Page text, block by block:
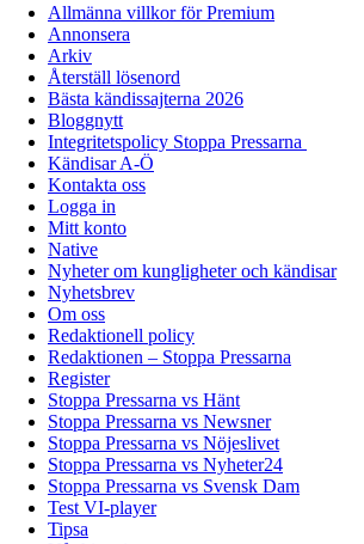
Allmänna villkor för Premium
Annonsera
Arkiv
Återställ lösenord
Bästa kändissajterna 2026
Bloggnytt
Integritetspolicy Stoppa Pressarna
Kändisar A-Ö
Kontakta oss
Logga in
Mitt konto
Native
Nyheter om kungligheter och kändisar
Nyhetsbrev
Om oss
Redaktionell policy
Redaktionen – Stoppa Pressarna
Register
Stoppa Pressarna vs Hänt
Stoppa Pressarna vs Newsner
Stoppa Pressarna vs Nöjeslivet
Stoppa Pressarna vs Nyheter24
Stoppa Pressarna vs Svensk Dam
Test VI-player
Tipsa